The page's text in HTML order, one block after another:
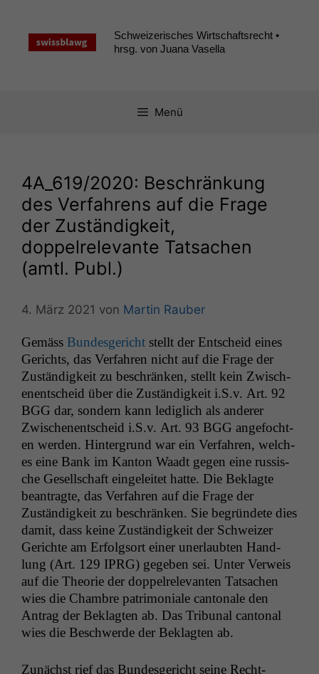
springen
Schweizerisches Wirtschaftsrecht •
hrsg. von Juana Vasella
Menü
4A_619/2020: Beschränkung
des Verfahrens auf die Frage
der Zuständigkeit,
doppelrelevante Tatsachen
(amtl. Publ.)
4. März 2021 von Martin Rauber
Gemäss Bun­des­gericht stellt der Entscheid eines
Gerichts, das Ver­fahren nicht auf die Frage der
Zuständigkeit zu beschränken, stellt kein Zwis­ch­
enentscheid über die Zuständigkeit i.S.v. Art. 92
BGG dar, son­dern kann lediglich als ander­er
Zwis­ch­enentscheid i.S.v. Art. 93 BGG ange­focht­
en wer­den. Hin­ter­grund war ein Ver­fahren, welch­
es eine Bank im Kan­ton Waadt gegen eine rus­sis­
che Gesellschaft ein­geleit­et hat­te. Die Beklagte
beantragte, das Ver­fahren auf die Frage der
Zuständigkeit zu beschränken. Sie begrün­dete dies
damit, dass keine Zuständigkeit der Schweiz­er
Gerichte am Erfol­gsort ein­er uner­laubten Hand­
lung (Art. 129 IPRG) gegeben sei. Unter Ver­weis
auf die The­o­rie der dop­pel­rel­e­van­ten Tat­sachen
wies die Cham­bre pat­ri­mo­ni­ale can­tonale den
Antrag der Beklagten ab. Das Tri­bunal can­ton­al
wies die Beschw­erde der Beklagten ab.
Zunächst rief das Bun­des­gericht seine Recht­